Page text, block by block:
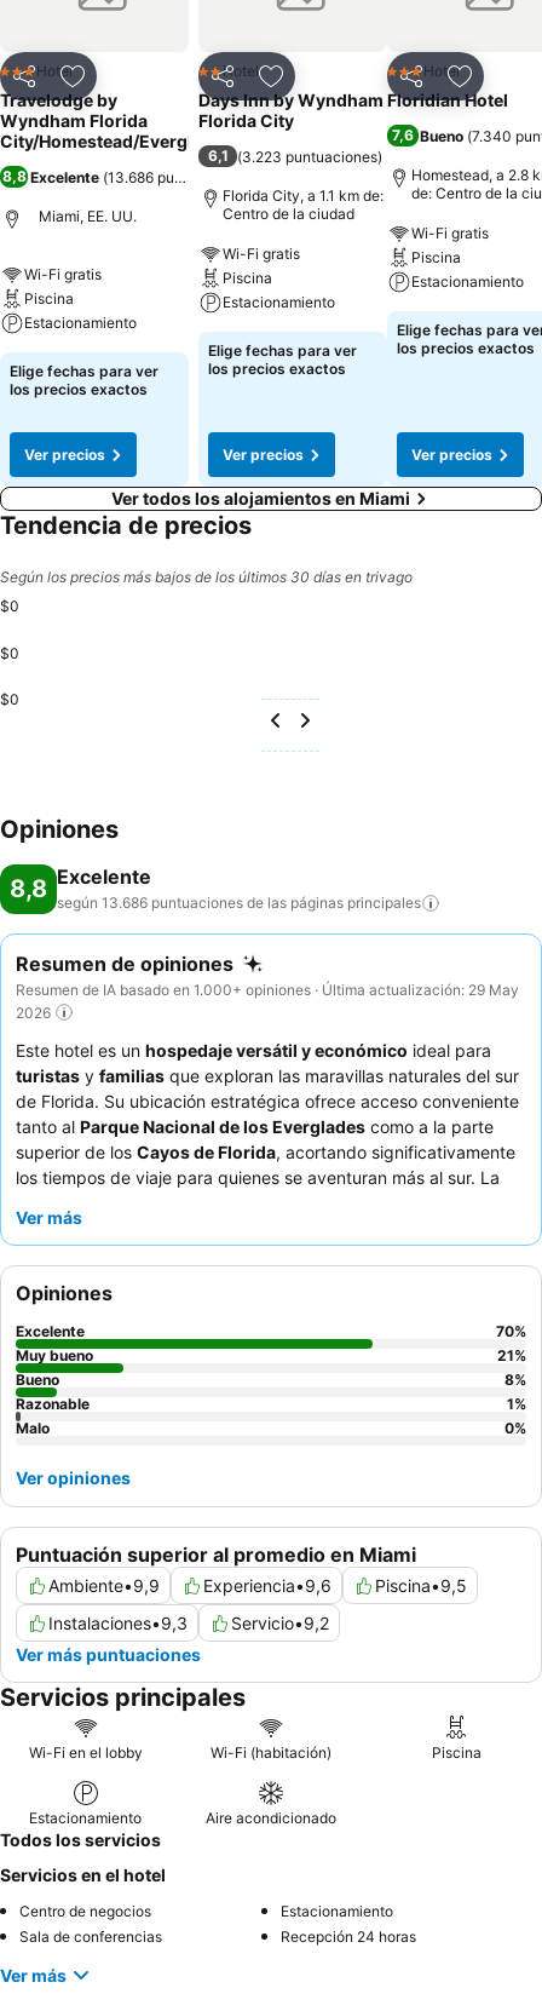
CompartirAgregar a favoritos
3 Estrellas
Hotel
Travelodge by
Wyndham Florida
City/Homestead/Everglades
8,8 Excelente (13.686 puntuaciones
Miami, EE. UU.
Wi-Fi gratis
Piscina
Estacionamiento
Elige fechas para ver
los precios exactos
Ver precios
CompartirAgregar a favoritos
2 Estrellas
Hotel
Days Inn by Wyndham
Florida City
6,1 (3.223 puntuaciones)
Florida City, a 1.1 km de:
Centro de la ciudad
Wi-Fi gratis
Piscina
Estacionamiento
Elige fechas para ver
los precios exactos
Ver precios
CompartirAgregar
3 Estrellas
Hotel
Floridian Hotel
7,6 Bueno (7.340
Homestead, a 2.8
de: Centro de la
Wi-Fi gratis
Piscina
Estacionamiento
Elige fechas para
los precios exactos
Ver precios
Ver todos los alojamientos en Miami
Tendencia de precios
Según los precios más bajos de los últimos 30 días en trivago
$0
$0
$0
Opiniones
8,8 Excelente
según 13.686 puntuaciones de las páginas principales
Resumen de opiniones
Resumen de IA basado en 1.000+ opiniones · Última actualización: 29 May
2026
Este hotel es un hospedaje versátil y económico ideal para
turistas y familias que exploran las maravillas naturales del sur
de Florida. Su ubicación estratégica ofrece acceso conveniente
tanto al Parque Nacional de los Everglades como a la parte
superior de los Cayos de Florida, acortando significativamente
los tiempos de viaje para quienes se aventuran más al sur. La
descrita como limpia, acogedora y a menudo climatizada,
huéspedes elogian constantemente al excepcional
servicio, destacando su actitud amable y servicial, y aprecian
el desayuno de cortesía "bueno", "excelente" o "muy bueno"
con una variedad de opciones frías y calientes. Para una
experiencia más tranquila, los huéspedes recomiendan solicitar
una habitación con vista al jardín.
Ver más
Puntuación superior al promedio en Miami
Ambiente•9,9 Experiencia•9,6 Piscina•9,5
Instalaciones•9,3 Servicio•9,2
Ver más puntuaciones
Opiniones
Excelente 70%
Muy bueno
21%
Bueno
8%
Razonable
1%
Malo
0%
Ver opiniones
Servicios principales
Wi-Fi en el lobby Wi-Fi (habitación) Piscina
Estacionamiento Aire acondicionado
Todos los servicios
Servicios en el hotel
Centro de negocios
Estacionamiento
Sala de conferencias
Recepción 24 horas
Ver más